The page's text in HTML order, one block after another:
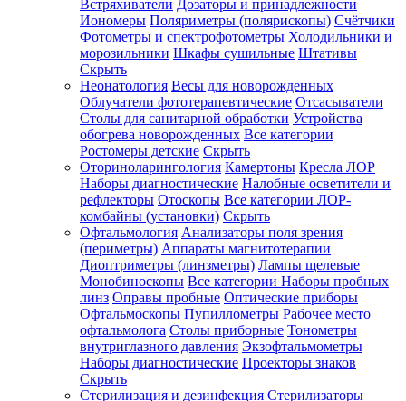
Встряхиватели Дозаторы и принадлежности
Иономеры Поляриметры (полярископы) Счётчики
Фотометры и спектрофотометры Холодильники и
морозильники Шкафы сушильные Штативы
Скрыть
Неонатология Весы для новорожденных
Облучатели фототерапевтические Отсасыватели
Столы для санитарной обработки Устройства
обогрева новорожденных Все категории
Ростомеры детские Скрыть
Оториноларингология Камертоны Кресла ЛОР
Наборы диагностические Налобные осветители и
рефлекторы Отоскопы Все категории ЛОР-
комбайны (установки) Скрыть
Офтальмология Анализаторы поля зрения
(периметры) Аппараты магнитотерапии
Диоптриметры (линзметры) Лампы щелевые
Монобиноскопы Все категории Наборы пробных
линз Оправы пробные Оптические приборы
Офтальмоскопы Пупиллометры Рабочее место
офтальмолога Столы приборные Тонометры
внутриглазного давления Экзофтальмометры
Наборы диагностические Проекторы знаков
Скрыть
Стерилизация и дезинфекция Стерилизаторы